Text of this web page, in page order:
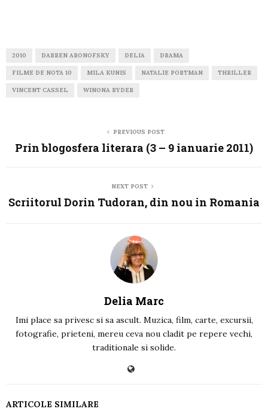
2010 DARREN ARONOFSKY DELIA DRAMA
FILME DE NOTA 10 MILA KUNIS NATALIE PORTMAN THRILLER
VINCENT CASSEL WINONA RYDER
PREVIOUS POST
Prin blogosfera literara (3 – 9 ianuarie 2011)
NEXT POST
Scriitorul Dorin Tudoran, din nou in Romania
Delia Marc
Imi place sa privesc si sa ascult. Muzica, film, carte, excursii,
fotografie, prieteni, mereu ceva nou cladit pe repere vechi,
traditionale si solide.
ARTICOLE SIMILARE